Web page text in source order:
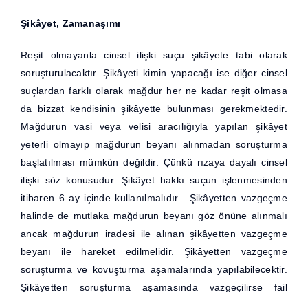
Şikâyet, Zamanaşımı
Reşit olmayanla cinsel ilişki suçu şikâyete tabi olarak
soruşturulacaktır. Şikâyeti kimin yapacağı ise diğer cinsel
suçlardan farklı olarak mağdur her ne kadar reşit olmasa
da bizzat kendisinin şikâyette bulunması gerekmektedir.
Mağdurun vasi veya velisi aracılığıyla yapılan şikâyet
yeterli olmayıp mağdurun beyanı alınmadan soruşturma
başlatılması mümkün değildir. Çünkü rızaya dayalı cinsel
ilişki söz konusudur. Şikâyet hakkı suçun işlenmesinden
itibaren 6 ay içinde kullanılmalıdır. Şikâyetten vazgeçme
halinde de mutlaka mağdurun beyanı göz önüne alınmalı
ancak mağdurun iradesi ile alınan şikâyetten vazgeçme
beyanı ile hareket edilmelidir. Şikâyetten vazgeçme
soruşturma ve kovuşturma aşamalarında yapılabilecektir.
Şikâyetten soruşturma aşamasında vazgeçilirse fail